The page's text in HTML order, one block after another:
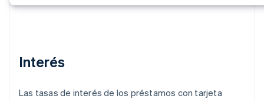
Interés
Las tasas de interés de los préstamos con tarjeta